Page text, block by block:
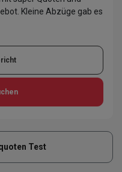
Kleine Abzüge gab es
Test